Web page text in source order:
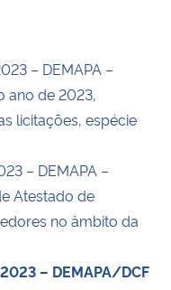
– DEMAPA –
ano de 2023,
licitações, espécie
– DEMAPA –
Atestado de
no âmbito da
– DEMAPA/DCF